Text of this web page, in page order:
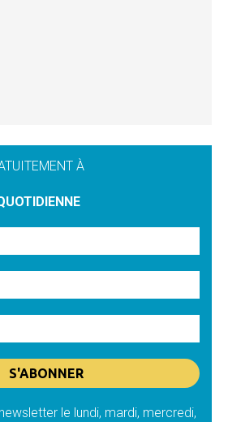
À
le lundi, mardi, mercredi,